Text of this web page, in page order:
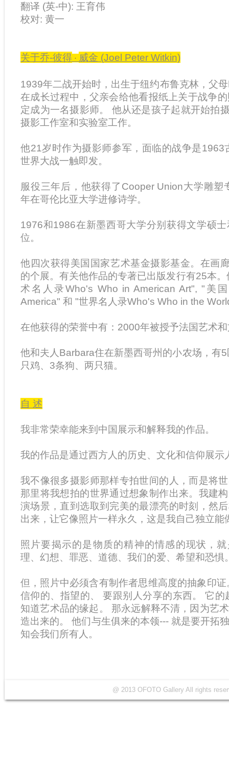
翻译 (英-中): 王育伟
校对: 黄一
关于乔-彼得 · 威金 (Joel Peter Witkin)
1939年二战开始时，出生于纽约布鲁克林，父
在成长过程中，父亲会给他看报纸上关于战争
定成为一名摄影师。 他从还是孩子起就开始拍
摄影工作室和实验室工作。
他21岁时作为摄影师参军，面临的战争是1963
世界大战一触即发。
服役三年后，他获得了Cooper Union大学雕塑
年在哥伦比亚大学进修诗学。
1976和1986在新墨西哥大学分别获得文学硕
位。
他四次获得美国国家艺术基金摄影基金。在画
的个展。有关他作品的专著已出版发行有25本
术名人录Who's Who in American Art", "美
America" 和 "世界名人录Who's Who in the
在他获得的荣誉中有：2000年被授予法国艺术
他和夫人Barbara住在新墨西哥州的小农场，有
只鸡、3条狗、两只猫。
自 述
我非常荣幸能来到中国展示和解释我的作品。
我的作品是通过西方人的历史、文化和信仰展示
我不像很多摄影师那样专拍世间的人，而是将
那里将我想拍的世界通过想象制作出来。我建
演场景，直到选取到完美的最漂亮的时刻，然
出来，让它像照片一样永久，这是我自己独立能
照片要揭示的是物质的精神的情感的现状，就
理、幻想、罪恶、道德、我们的爱、希望和恐惧
但，照片中必须含有制作者思维高度的抽象印
信仰的、指望的、 要跟别人分享的东西。 它
知道艺术品的缘起。 那永远解释不清，因为艺
造出来的。 他们与生俱来的本领--- 就是要开拓
知会我们所有人。
@ 2013 OFOTO Gallery All rights